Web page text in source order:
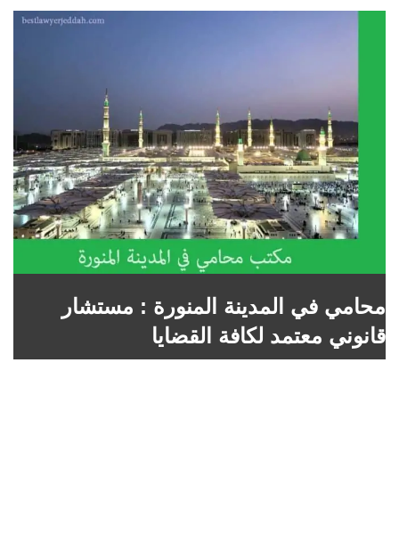
محامي في المدينة المنورة : مستشار
قانوني معتمد لكافة القضايا